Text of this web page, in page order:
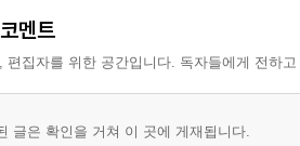
멘트
편집자를 위한 공간입니다. 독자들에게 전하
글은 확인을 거쳐 이 곳에 게재됩니다.